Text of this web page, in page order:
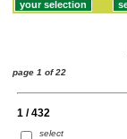
page 1 of 22
1 / 432
select